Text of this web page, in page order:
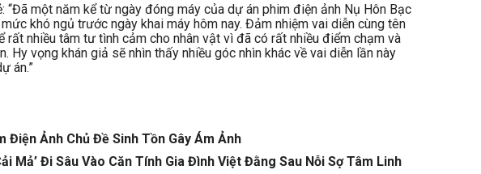
“Đã một năm kể từ ngày đóng máy của dự án phim điện ảnh Nụ Hôn Bạc
khó ngủ trước ngày khai máy hôm nay. Đảm nhiệm vai diễn cùng tên
rất nhiều tâm tư tình cảm cho nhân vật vì đã có rất nhiều điểm chạm và
Hy vọng khán giả sẽ nhìn thấy nhiều góc nhìn khác về vai diễn lần này
án.”
Điện Ảnh Chủ Đề Sinh Tồn Gây Ám Ảnh
Mả’ Đi Sâu Vào Căn Tính Gia Đình Việt Đằng Sau Nỗi Sợ Tâm Linh